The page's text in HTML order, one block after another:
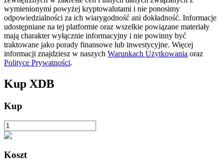
Blokady BTR
wymienionymi powyżej kryptowalutami i nie ponosimy
odpowiedzialności za ich wiarygodność ani dokładność. Informacje
udostępniane na tej platformie oraz wszelkie powiązane materiały
mają charakter wyłącznie informacyjny i nie powinny być
traktowane jako porady finansowe lub inwestycyjne. Więcej
informacji znajdziesz w naszych Warunkach Użytkowania oraz
Polityce Prywatności.
Kup XDB
Kup
Koszt